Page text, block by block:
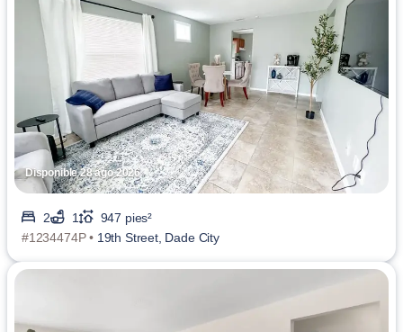
Disponible 28 ago 2026
2 1
947 pies²
#1234474P • 19th Street, Dade City